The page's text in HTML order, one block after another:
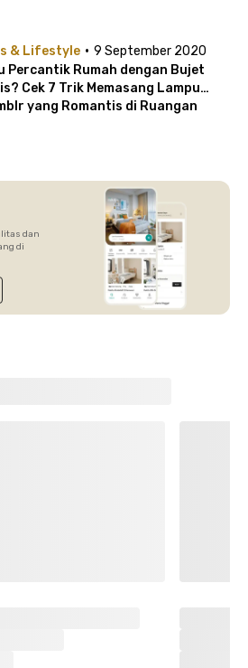
& Lifestyle · 9 September 2020
Percantik Rumah dengan Bujet
Cek 7 Trik Memasang Lampu
yang Romantis di Ruangan
dan
di